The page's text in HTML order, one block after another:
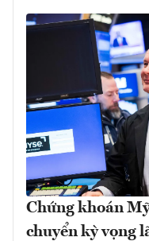
Chứng khoán
chuyển kỳ vọng